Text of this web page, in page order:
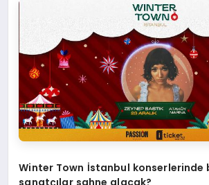
Winter Town İstanbul konserlerinde